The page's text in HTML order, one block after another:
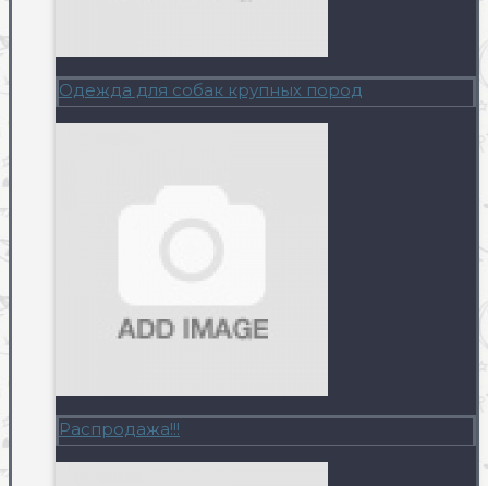
Одежда для собак крупных пород
Распродажа!!!